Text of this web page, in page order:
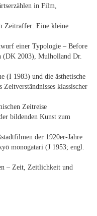
in Film,
Zeitraffer: Eine kleine
einer Typologie – Before
(DK 2003), Mulholland Dr.
(I 1983) und die ästhetische
klassischer
Zeitreise
bildenden Kunst zum
der 1920er-Jahre
monogatari (J 1953; engl.
– Zeit, Zeitlichkeit und